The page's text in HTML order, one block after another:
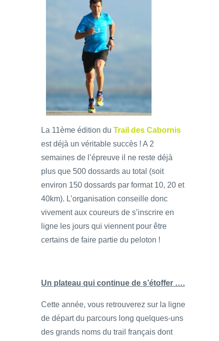
La 11ème édition du Trail des Cabornis
est déjà un véritable succès ! A 2
semaines de l’épreuve il ne reste déjà
plus que 500 dossards au total (soit
environ 150 dossards par format 10, 20 et
40km). L’organisation conseille donc
vivement aux coureurs de s’inscrire en
ligne les jours qui viennent pour être
certains de faire partie du peloton !
Un plateau qui continue de s’étoffer ….
Cette année, vous retrouverez sur la ligne
de départ du parcours long quelques-uns
des grands noms du trail français dont